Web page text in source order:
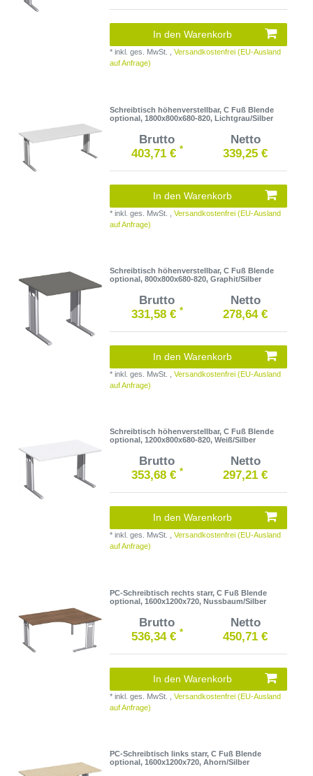
In den Warenkorb
*inkl. ges. MwSt. ,Versandkostenfrei (EU-Ausland
auf Anfrage)
Schreibtisch höhenverstellbar, C Fuß Blende
optional, 1800x800x680-820, Lichtgrau/Silber
Brutto
Netto
403,71 € * 339,25 €
In den Warenkorb
*inkl. ges. MwSt. ,Versandkostenfrei (EU-Ausland
auf Anfrage)
Schreibtisch höhenverstellbar, C Fuß Blende
optional, 800x800x680-820, Graphit/Silber
Brutto
Netto
331,58 € * 278,64 €
In den Warenkorb
*inkl. ges. MwSt. ,Versandkostenfrei (EU-Ausland
auf Anfrage)
Schreibtisch höhenverstellbar, C Fuß Blende
optional, 1200x800x680-820, Weiß/Silber
Brutto
Netto
353,68 € * 297,21 €
In den Warenkorb
*inkl. ges. MwSt. ,Versandkostenfrei (EU-Ausland
auf Anfrage)
PC-Schreibtisch rechts starr, C Fuß Blende
optional, 1600x1200x720, Nussbaum/Silber
Brutto
Netto
536,34 € * 450,71 €
In den Warenkorb
*inkl. ges. MwSt. ,Versandkostenfrei (EU-Ausland
auf Anfrage)
PC-Schreibtisch links starr, C Fuß Blende
optional, 1600x1200x720, Ahorn/Silber